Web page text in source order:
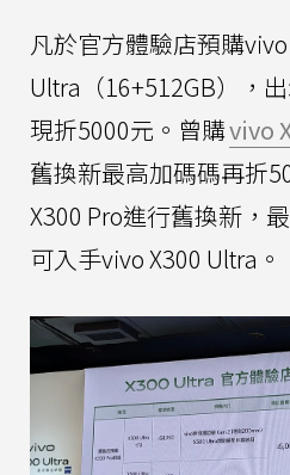
凡於官方體驗店預購vivo
Ultra（16+512GB），
現折5000元。曾購vivo
舊換新最高加碼碼再折
X300 Pro進行舊換新，
可入手vivo X300 Ultra。